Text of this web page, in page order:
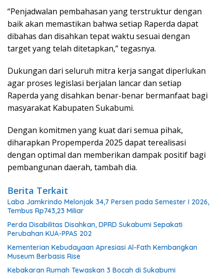
“Penjadwalan pembahasan yang terstruktur dengan
baik akan memastikan bahwa setiap Raperda dapat
dibahas dan disahkan tepat waktu sesuai dengan
target yang telah ditetapkan,” tegasnya.
Dukungan dari seluruh mitra kerja sangat diperlukan
agar proses legislasi berjalan lancar dan setiap
Raperda yang disahkan benar-benar bermanfaat bagi
masyarakat Kabupaten Sukabumi.
Dengan komitmen yang kuat dari semua pihak,
diharapkan Propemperda 2025 dapat terealisasi
dengan optimal dan memberikan dampak positif bagi
pembangunan daerah, tambah dia.
Berita Terkait
Laba Jamkrindo Melonjak 34,7 Persen pada Semester I 2026,
Tembus Rp743,23 Miliar
Perda Disabilitas Disahkan, DPRD Sukabumi Sepakati
Perubahan KUA-PPAS 202
Kementerian Kebudayaan Apresiasi Al-Fath Kembangkan
Museum Berbasis Rise
Kebakaran Rumah Tewaskan 3 Bocah di Sukabumi